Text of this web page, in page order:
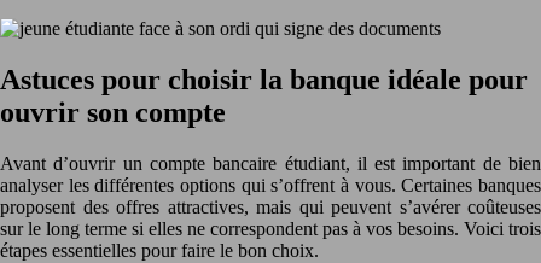
Astuces pour choisir la banque idéale pour
ouvrir son compte
Avant d’ouvrir un compte bancaire étudiant, il est important de bien
analyser les différentes options qui s’offrent à vous. Certaines banques
proposent des offres attractives, mais qui peuvent s’avérer coûteuses
sur le long terme si elles ne correspondent pas à vos besoins. Voici trois
étapes essentielles pour faire le bon choix.